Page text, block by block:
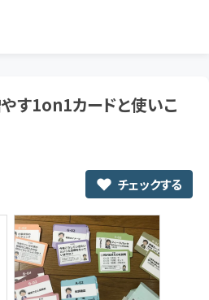
す1on1カードと使いこ
チェックする